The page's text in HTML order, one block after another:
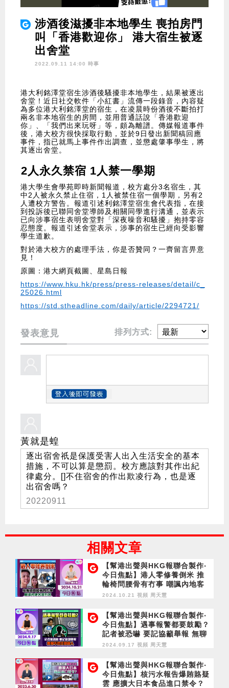
涉酒後滋擾非本地學生 喪拍房門
叫「香港歡迎你」 港大宿生被逐
出舍堂
2022.09.11 14:00 時事
港大利銘澤堂宿生涉酒後騷擾非本地學生，結果被逐出
舍堂！近日社交軟件「小紅書」流傳一段錄音，內容疑
為多位港大利銘澤堂的宿生，在凌晨時份酒後不斷拍打
兩名非本地宿生的房間，並用普通話說「香港歡迎
你」、「我們出來玩呀」等，頗為離譜。傳媒報道事件
後，港大校方很快採取行動，並於9日發出新聞稿回應
事件，指已就馬上事件作出調查，並懲處肇事學生，將
其逐出舍堂。
2人永久禁宿 1人禁一學期
港大學生會學苑即時新聞報道，校方處分3名宿生，其
中2人被永久禁止住宿，1人被禁住宿一個學期，另有2
人遭校方警告。報道引述利銘澤堂宿生會代表指，在接
到投訴後已聯同舍堂導師及相關同學進行溝通，並表示
已向涉事宿生表明舍堂對「深夜噪音和騷擾」抱持零容
忍態度。報道引述舍堂表示，涉事的宿生已經向受影響
學生道歉。
對於港大校方的處理手法，你是否贊同？一齊留言畀意
見！
原圖：港大網頁截圖、星島日報
https://www.hku.hk/press/press-releases/detail/c_
25026.html
https://std.stheadline.com/daily/article/2294721/
發表意見 排列方式:
黃就是蝗
逐出宿舍祇是保護受害人出入生活安全的基本
措施，不可以算是懲罰。校方應該對其作出紀
律處分。[]不住宿舍的作出欺凌行為，也是逐
出宿舍嗎？
20220911
相關文章
【幫港出聲與HKG報聯合製作‧
今日焦點】港人零修養倒米 推
輪椅問腰骨有冇事 嘲諷內地客
當有趣
2024.10.21 視頻 周天慧
【幫港出聲與HKG報聯合製作‧
今日焦點】遇事報警都要鼓勵？
記者被恐嚇 要記協籲舉報 無聊
不信任嚇親人
2024.09.17 視頻 周天慧
【幫港出聲與HKG報聯合製作‧
今日焦點】核污水報告爆賄賂疑
雲 應擴大日本食品進口禁令？